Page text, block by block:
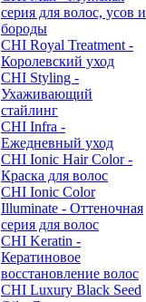
серия для волос, усов и
бороды
CHI Royal Treatment -
Королевский уход
CHI Styling -
Ухаживающий
стайлинг
CHI Infra -
Ежедневный уход
CHI Ionic Hair Color -
Краска для волос
CHI Ionic Color
Illuminate - Оттеночная
серия для волос
CHI Keratin -
Кератиновое
восстановление волос
CHI Luxury Black Seed